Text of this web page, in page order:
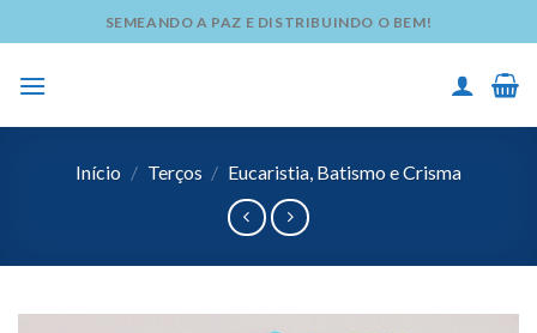
to
content
SEMEANDO A PAZ E DISTRIBUINDO O BEM!
Início / Terços / Eucaristia, Batismo e Crisma